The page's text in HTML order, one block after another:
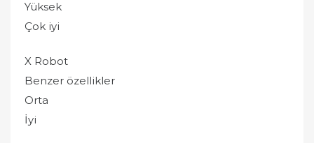
Yüksek
Çok iyi
X Robot
Benzer özellikler
Orta
İyi